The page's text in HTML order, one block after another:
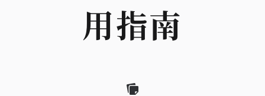
用指南